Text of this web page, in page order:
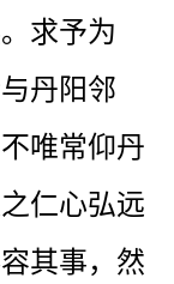
求予为
丹阳邻
唯常仰丹
仁心弘远
其事，然